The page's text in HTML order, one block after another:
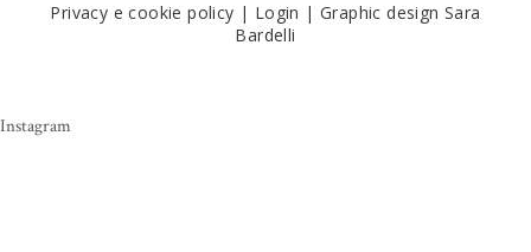
Privacy e cookie policy | Login | Graphic design Sara
Bardelli
Instagram